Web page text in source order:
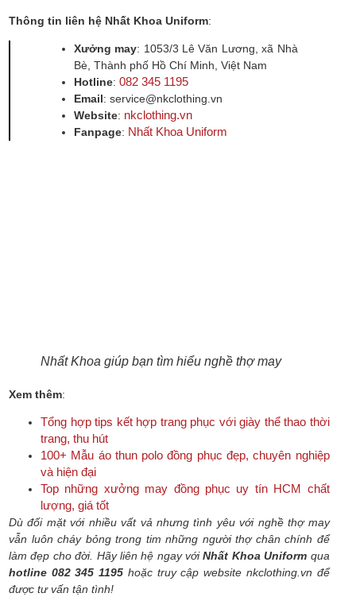
Thông tin liên hệ Nhất Khoa Uniform:
Xưởng may: 1053/3 Lê Văn Lương, xã Nhà
Bè, Thành phố Hồ Chí Minh, Việt Nam
Hotline: 082 345 1195
Email: service@nkclothing.vn
Website: nkclothing.vn
Fanpage: Nhất Khoa Uniform
Nhất Khoa giúp bạn tìm hiểu nghề thợ may
Xem thêm:
Tổng hợp tips kết hợp trang phục với giày thể thao thời
trang, thu hút
100+ Mẫu áo thun polo đồng phục đẹp, chuyên nghiệp
và hiện đại
Top những xưởng may đồng phục uy tín HCM chất
lượng, giá tốt
Dù đối mặt với nhiều vất vả nhưng tình yêu với nghề thợ may
vẫn luôn cháy bỏng trong tim những người thợ chân chính để
làm đẹp cho đời. Hãy liên hệ ngay vớiNhất Khoa Uniform qua
hotline 082 345 1195 hoặc truy cập website nkclothing.vn để
được tư vấn tận tình!